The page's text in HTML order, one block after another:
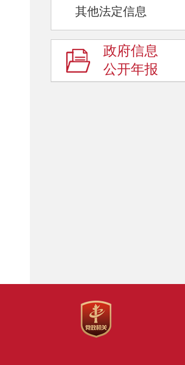
其他法定信息
政府信息
公开年报